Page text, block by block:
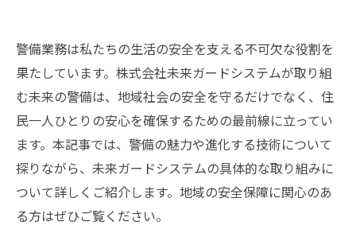
警備業務は私たちの生活の安全を支える不可欠な役割を
果たしています。株式会社未来ガードシステムが取り組
む未来の警備は、地域社会の安全を守るだけでなく、住
民一人ひとりの安心を確保するための最前線に立ってい
ます。本記事では、警備の魅力や進化する技術について
探りながら、未来ガードシステムの具体的な取り組みに
ついて詳しくご紹介します。地域の安全保障に関心のあ
る方はぜひご覧ください。